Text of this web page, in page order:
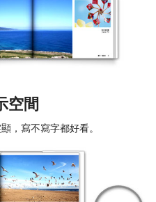
空間
，寫不寫字都好看。